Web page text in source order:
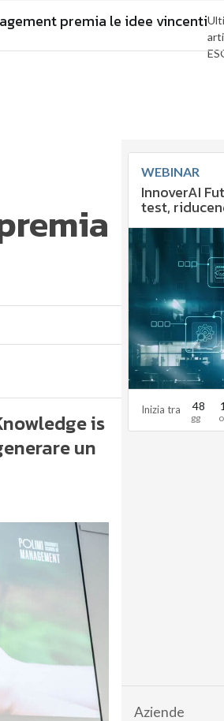
premia le idee vincenti
is
un
WEBINAR
InnoverAI
test,
Inizia tra 48
Aziende